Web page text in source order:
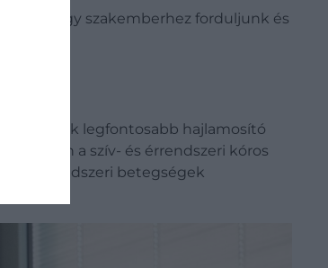
hogy szakemberhez forduljunk és
Az egyik legfontosabb hajlamosító
van a szív- és érrendszeri kóros
és érrendszeri betegségek